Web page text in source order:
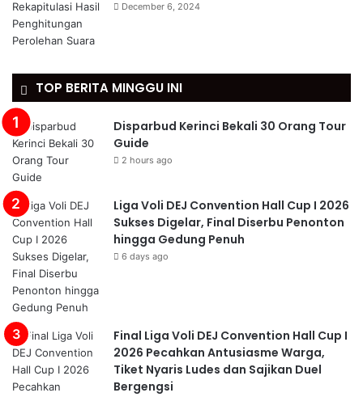
December 6, 2024
TOP BERITA MINGGU INI
Disparbud Kerinci Bekali 30 Orang Tour
Guide
2 hours ago
Liga Voli DEJ Convention Hall Cup I 2026
Sukses Digelar, Final Diserbu Penonton
hingga Gedung Penuh
6 days ago
Final Liga Voli DEJ Convention Hall Cup I
2026 Pecahkan Antusiasme Warga,
Tiket Nyaris Ludes dan Sajikan Duel
Bergengsi